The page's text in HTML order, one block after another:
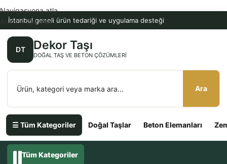
İstanbul geneli ürün tedariği ve uygulama desteği
DT Dekor Taşı
DOĞAL TAŞ VE BETON ÇÖZÜMLERI
Ara
☰ Tüm Kategoriler Doğal Taşlar Beton Elemanları
Navigasyona atla
Ana içeriğe atla
Tüm Kategoriler